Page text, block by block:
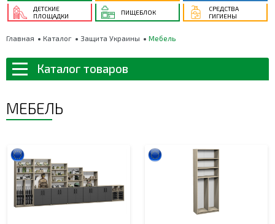
ДЕТСКИЕ
ПЛОЩАДКИ
ПИЩЕБЛОК
СРЕДСТВА
ГИГИЕНЫ
Главная Каталог Защита Украины Мебель
Каталог товаров
МЕБЕЛЬ